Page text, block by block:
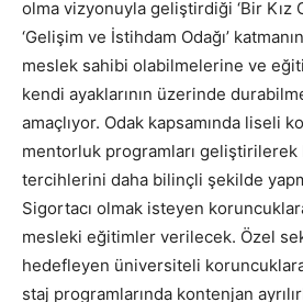
olma vizyonuyla geliştirdiği ‘Bir Kız
‘Gelişim ve İstihdam Odağı’
meslek sahibi olabilmelerine ve
kendi ayaklarının üzerinde
amaçlıyor. Odak kapsamında liseli
mentorluk programları
tercihlerini daha bilinçli şekilde
Sigortacı olmak isteyen
mesleki eğitimler verilecek. Özel
hedefleyen üniversiteli
staj programlarında kontenjan